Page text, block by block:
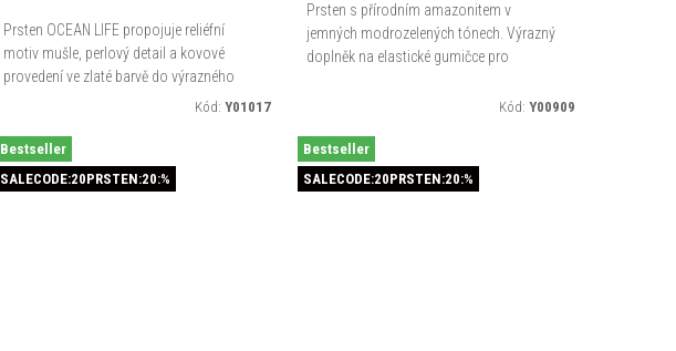
Prsten OCEAN LIFE propojuje reliéfní
motiv mušle, perlový detail a kovové
provedení ve zlaté barvě do výrazného
šperku s přímořskou elegancí. DíkyKód:Y01017
Prsten s přírodním amazonitem v
jemných modrozelených tónech. Výrazný
doplněk na elastické gumičce pro
Kód: Y00909
Bestseller
SALECODE:20PRSTEN:20:%
Bestseller
SALECODE:20PRSTEN:20:%